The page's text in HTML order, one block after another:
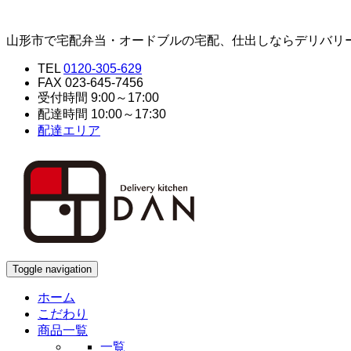
山形市で宅配弁当・オードブルの宅配、仕出しならデリバリ
TEL 0120-305-629
FAX 023-645-7456
受付時間 9:00～17:00
配達時間 10:00～17:30
配達エリア
Toggle navigation
ホーム
こだわり
商品一覧
一覧